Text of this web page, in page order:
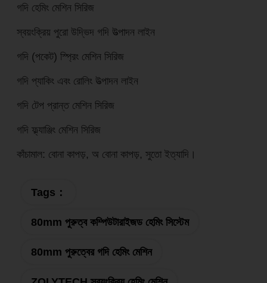
গদি হেমিং মেশিন সিরিজ
স্বয়ংক্রিয় পুরো উদ্ভিদ গদি উত্পাদন লাইন
গদি (পকেট) স্প্রিং মেশিন সিরিজ
গদি প্যাকিং এবং রোলিং উত্পাদন লাইন
গদি টেপ প্রান্ত মেশিন সিরিজ
গদি ফ্ল্যাঞ্জিং মেশিন সিরিজ
কাঁচামাল: বোনা কাপড়, অ বোনা কাপড়, সুতো ইত্যাদি।
Tags：
80mm পুরুত্ব কম্পিউটারাইজড হেমিং সিস্টেম
80mm পুরুত্বের গদি হেমিং মেশিন